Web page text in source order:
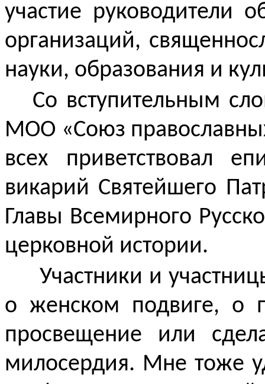
участие руководители
организаций,
науки, образования и
Со вступительным
МОО «Союз
всех приветствовал
викарий Святейшего
Главы Всемирного
церковной истории.
Участники и
о женском подвиге, о
просвещение или
милосердия. Мне тоже